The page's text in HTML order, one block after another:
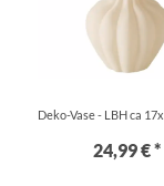
Deko-Vase - LBH ca
24,99 € *